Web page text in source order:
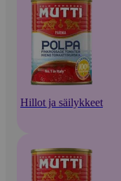
Hillot ja säilykkeet